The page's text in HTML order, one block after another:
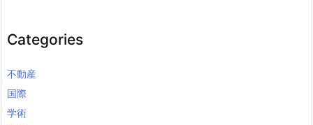
Categories
不動産
国際
学術